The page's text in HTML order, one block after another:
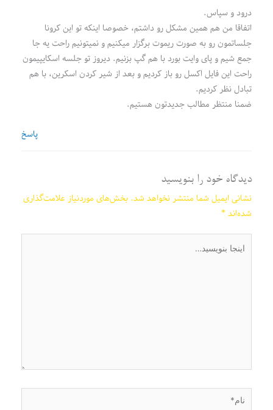
درود و سپاس.
اتفاقا من هم همین مشکل رو داشتم، خصوصا اینکه تو این کرونا
جلساتمون رو به صورت ریموت برگزار میکنیم و نمیتونیم راحت یه جا
جمع شیم و پای وایت بورد با هم گپ بزنیم. دیروز تو جلسه اسکایپیمون
راحت این فایل اکسل رو باز کردیم و بعد از شیر کردن اسکرین، با هم
تبادل نظر کردیم.
ضمنا منتظر مطالب جدیدتون هستیم.
پاسخ
دیدگاه‌ خود را بنویسید
نشانی ایمیل شما منتشر نخواهد شد. بخش‌های موردنیاز علامت‌گذاری
شده‌اند*
بنویسید…
نام*